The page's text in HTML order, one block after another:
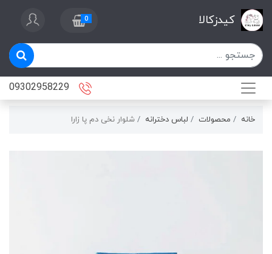
کیدزکالا 0
خانه محصولات لباس دخترانه شلوار نخی دم پا زارا